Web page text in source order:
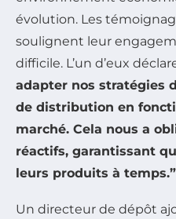
évolution. Les
soulignent leur
difficile. L’un d’eux
adapter nos stratégies
de distribution en
marché. Cela nous a
réactifs, garantissant
leurs produits à temps.”
Un directeur de dépôt